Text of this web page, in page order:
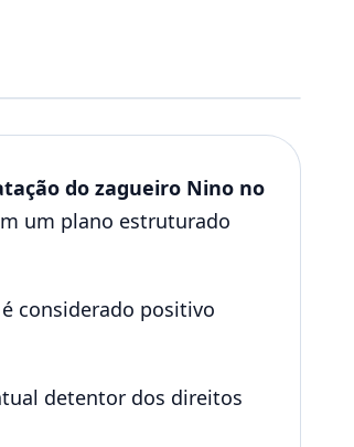
do zagueiro Nino no
um plano estruturado
considerado positivo
detentor dos direitos